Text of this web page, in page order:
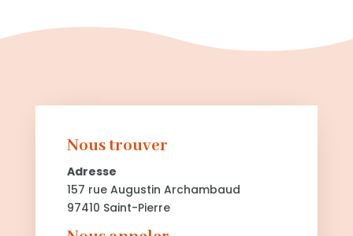
Nous trouver
Adresse
157 rue Augustin Archambaud
97410 Saint-Pierre